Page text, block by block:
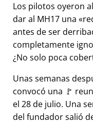
Los pilotos oyeron
dar al MH17 una
antes de ser
completamente
¿No solo poca
Unas semanas
convocó una 🚩
el 28 de julio. Una
del fundador salió